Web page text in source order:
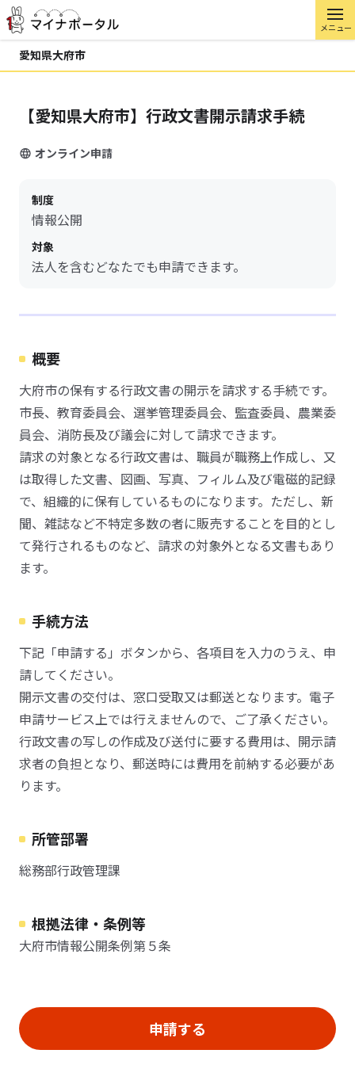
メニュー
愛知県大府市
【愛知県大府市】行政文書開示請求手続
オンライン申請
制度
情報公開
対象
法人を含むどなたでも申請できます。
概要
大府市の保有する行政文書の開示を請求する手続です。
市長、教育委員会、選挙管理委員会、監査委員、農業委
員会、消防長及び議会に対して請求できます。
請求の対象となる行政文書は、職員が職務上作成し、又
は取得した文書、図画、写真、フィルム及び電磁的記録
で、組織的に保有しているものになります。ただし、新
聞、雑誌など不特定多数の者に販売することを目的とし
て発行されるものなど、請求の対象外となる文書もあり
ます。
手続方法
下記「申請する」ボタンから、各項目を入力のうえ、申
請してください。
開示文書の交付は、窓口受取又は郵送となります。電子
申請サービス上では行えませんので、ご了承ください。
行政文書の写しの作成及び送付に要する費用は、開示請
求者の負担となり、郵送時には費用を前納する必要があ
ります。
所管部署
総務部行政管理課
根拠法律・条例等
大府市情報公開条例第５条